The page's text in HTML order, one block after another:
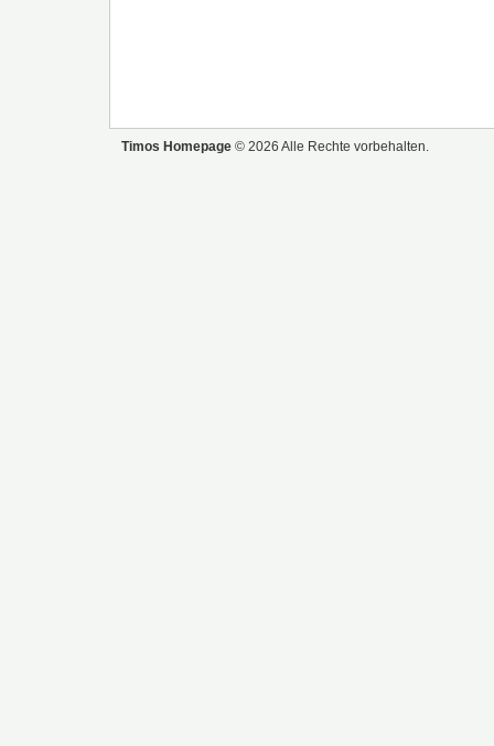
Timos Homepage © 2026 Alle Rechte vorbehalten.